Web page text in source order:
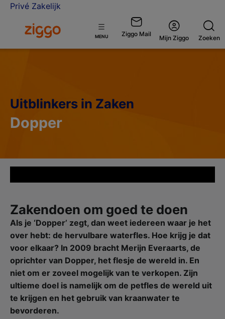
Privé Zakelijk
Ga naar de Ziggo Zakelijk homepage
MENU Ziggo Mail Open
Mijn Ziggo
Zoeken
Uitblinkers in Zaken
Dopper
Zakendoen om goed te doen
Als je ‘Dopper’ zegt, dan weet iedereen waar je het
over hebt: de hervulbare waterfles. Hoe krijg je dat
voor elkaar? In 2009 bracht Merijn Everaarts, de
oprichter van Dopper, het flesje de wereld in. En
niet om er zoveel mogelijk van te verkopen. Zijn
ultieme doel is namelijk om de petfles de wereld uit
te krijgen en het gebruik van kraanwater te
bevorderen.